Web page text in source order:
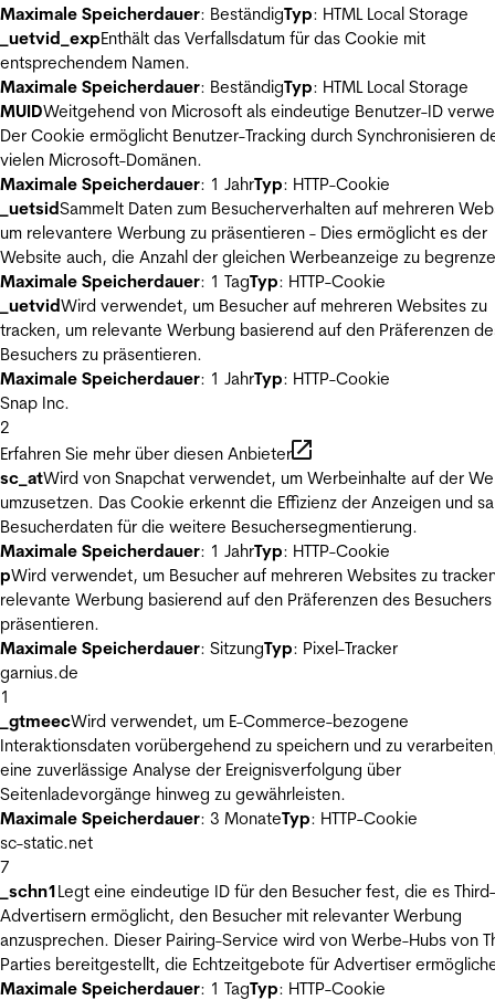
Maximale Speicherdauer: BeständigTyp: HTML Local Storage
_uetvid_expEnthält das Verfallsdatum für das Cookie mit
entsprechendem Namen.
Maximale Speicherdauer: BeständigTyp: HTML Local Storage
MUIDWeitgehend von Microsoft als eindeutige Benutzer-ID
Der Cookie ermöglicht Benutzer-Tracking durch Synchronisieren
vielen Microsoft-Domänen.
Maximale Speicherdauer: 1 JahrTyp: HTTP-Cookie
_uetsidSammelt Daten zum Besucherverhalten auf mehreren
um relevantere Werbung zu präsentieren - Dies ermöglicht es der
Website auch, die Anzahl der gleichen Werbeanzeige zu
Maximale Speicherdauer: 1 TagTyp: HTTP-Cookie
_uetvidWird verwendet, um Besucher auf mehreren Websites zu
tracken, um relevante Werbung basierend auf den Präferenzen
Besuchers zu präsentieren.
Maximale Speicherdauer: 1 JahrTyp: HTTP-Cookie
Snap Inc.
2
Erfahren Sie mehr über diesen Anbieter
sc_atWird von Snapchat verwendet, um Werbeinhalte auf der
umzusetzen. Das Cookie erkennt die Effizienz der Anzeigen und
Besucherdaten für die weitere Besuchersegmentierung.
Maximale Speicherdauer: 1 JahrTyp: HTTP-Cookie
pWird verwendet, um Besucher auf mehreren Websites zu
relevante Werbung basierend auf den Präferenzen des Besuchers
präsentieren.
Maximale Speicherdauer: SitzungTyp: Pixel-Tracker
garnius.de
1
_gtmeecWird verwendet, um E-Commerce-bezogene
Interaktionsdaten vorübergehend zu speichern und zu
eine zuverlässige Analyse der Ereignisverfolgung über
Seitenladevorgänge hinweg zu gewährleisten.
Maximale Speicherdauer: 3 MonateTyp: HTTP-Cookie
sc-static.net
7
_schn1Legt eine eindeutige ID für den Besucher fest, die es
Advertisern ermöglicht, den Besucher mit relevanter Werbung
anzusprechen. Dieser Pairing-Service wird von Werbe-Hubs von
Parties bereitgestellt, die Echtzeitgebote für Advertiser
Maximale Speicherdauer: 1 TagTyp: HTTP-Cookie